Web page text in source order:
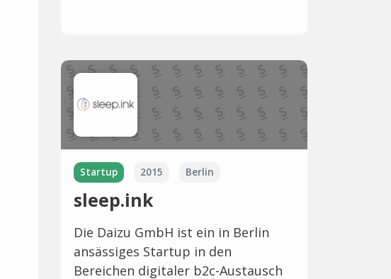
Startup 2015 Berlin
sleep.ink
Die Daizu GmbH ist ein in Berlin
ansässiges Startup in den
Bereichen digitaler b2c-Austausch